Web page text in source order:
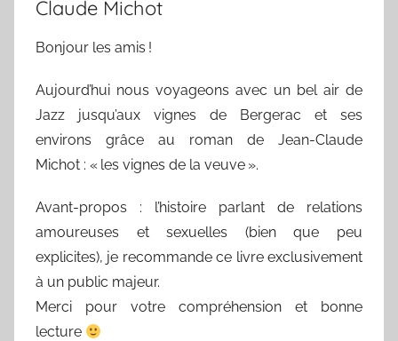
Claude Michot
Bonjour les amis !
Aujourd’hui nous voyageons avec un bel air de
Jazz jusqu’aux vignes de Bergerac et ses
environs grâce au roman de Jean-Claude
Michot : « les vignes de la veuve ».
Avant-propos : l’histoire parlant de relations
amoureuses et sexuelles (bien que peu
explicites), je recommande ce livre exclusivement
à un public majeur.
Merci pour votre compréhension et bonne
lecture